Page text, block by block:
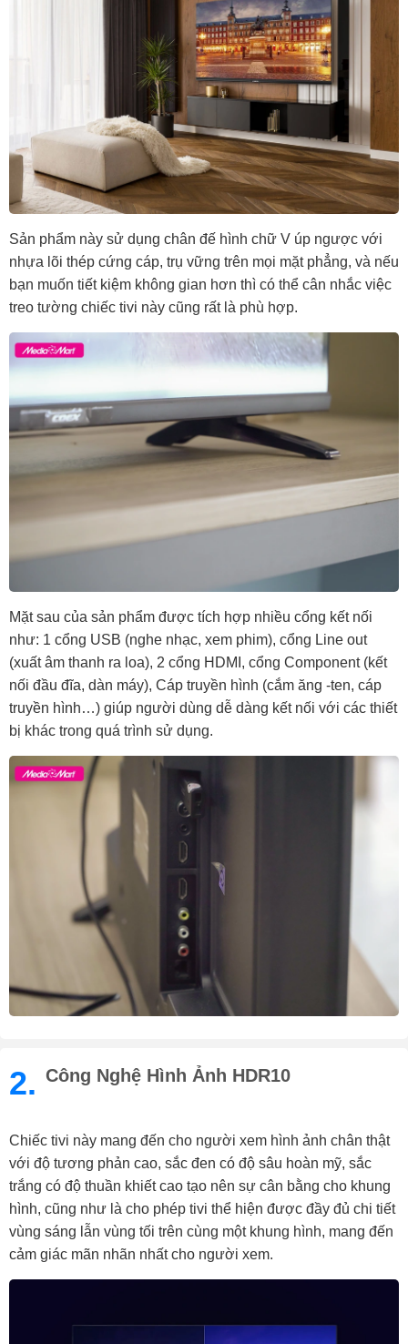
Sản phẩm này sử dụng chân đế hình chữ V úp ngược với
nhựa lõi thép cứng cáp, trụ vững trên mọi mặt phẳng, và nếu
bạn muốn tiết kiệm không gian hơn thì có thể cân nhắc việc
treo tường chiếc tivi này cũng rất là phù hợp.
Mặt sau của sản phẩm được tích hợp nhiều cổng kết nối
như: 1 cổng USB (nghe nhạc, xem phim), cổng Line out
(xuất âm thanh ra loa), 2 cổng HDMI, cổng Component (kết
nối đầu đĩa, dàn máy), Cáp truyền hình (cắm ăng -ten, cáp
truyền hình…) giúp người dùng dễ dàng kết nối với các thiết
bị khác trong quá trình sử dụng.
2. Công Nghệ Hình Ảnh HDR10
Chiếc tivi này mang đến cho người xem hình ảnh chân thật
với độ tương phản cao, sắc đen có độ sâu hoàn mỹ, sắc
trắng có độ thuần khiết cao tạo nên sự cân bằng cho khung
hình, cũng như là cho phép tivi thể hiện được đầy đủ chi tiết
vùng sáng lẫn vùng tối trên cùng một khung hình, mang đến
cảm giác mãn nhãn nhất cho người xem.